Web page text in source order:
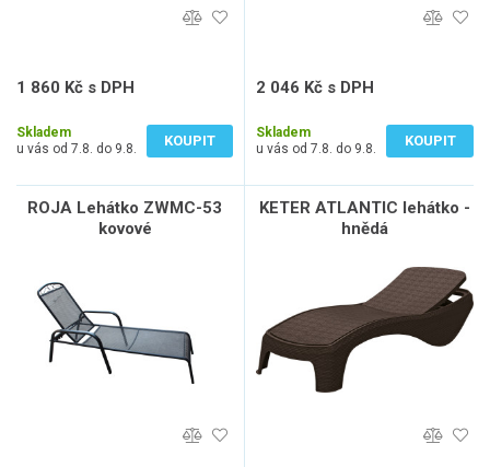
1 860 Kč s DPH
Skladem
u vás od 7.8. do 9.8.
KOUPIT
2 046 Kč s DPH
Skladem
u vás od 7.8. do 9.8.
KOUPIT
ROJA Lehátko ZWMC-53
kovové
KETER ATLANTIC lehátko -
hnědá